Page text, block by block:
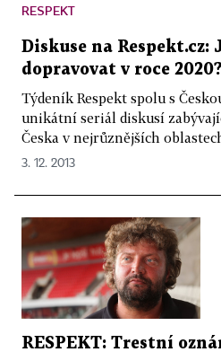
RESPEKT
Diskuse na Respekt.cz:
dopravovat v roce 2020?
Týdeník Respekt spolu s
unikátní seriál diskusí
Česka v nejrůznějších
3. 12. 2013
RESPEKT: Trestní